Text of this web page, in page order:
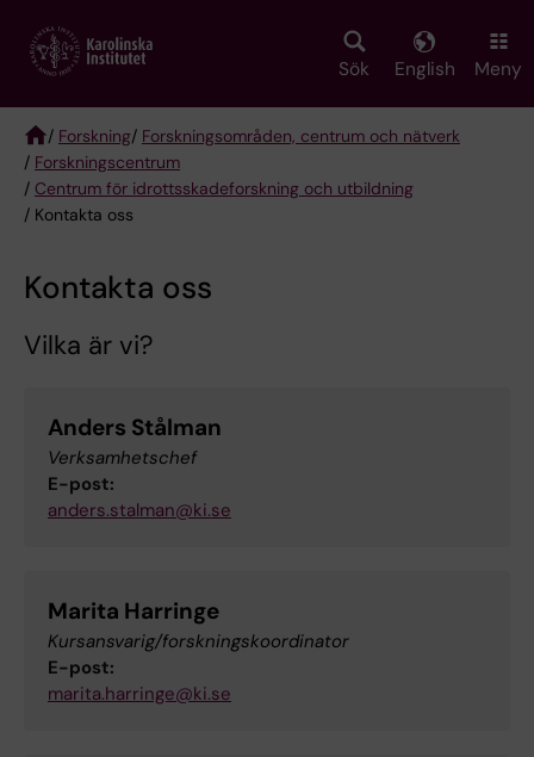
main
Sök English Meny
Breadcrumb
/ Forskning/ Forskningsområden, centrum och nätverk
/ Forskningscentrum
/ Centrum för idrottsskadeforskning och utbildning
/ Kontakta oss
Kontakta oss
Vilka är vi?
Anders Stålman
Verksamhetschef
E-post:
anders.stalman@ki.se
Marita Harringe
Kursansvarig/forskningskoordinator
E-post:
marita.harringe@ki.se